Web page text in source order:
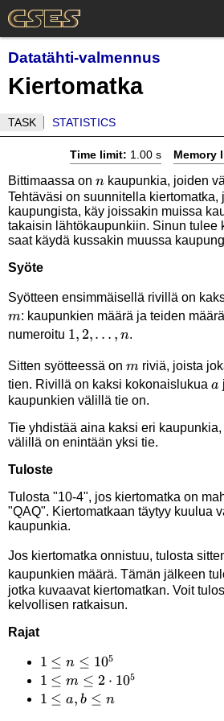
Datatähti-valmennus
Kiertomatka
TASK STATISTICS
Time limit: 1.00 s Memory
Bittimaassa on n
nkaupunkia, joiden
Tehtäväsi on suunnitella kiertomatka,
kaupungista, käy joissakin muissa
takaisin lähtökaupunkiin. Sinun tulee
saat käydä kussakin muussa
Syöte
Syötteen ensimmäisellä rivillä on
m: kaupunkien määrä ja teiden
numeroitu 1,2,\ldots,n
1, 2,… , n.
Sitten syötteessä on m
mriviä, joista
tien. Rivillä on kaksi kokonaislukua a
a
kaupunkien välillä tie on.
Tie yhdistää aina kaksi eri
välillä on enintään yksi tie.
Tuloste
Tulosta "10-4", jos kiertomatka on
"QAQ". Kiertomatkaan täytyy kuulua
kaupunkia.
Jos kiertomatka onnistuu, tulosta
kaupunkien määrä. Tämän jälkeen
jotka kuvaavat kiertomatkan. Voit
kelvollisen ratkaisun.
Rajat
1 \le
n
\le
1 ≤ n ≤ 105
1 \le
m \le
1 ≤ m ≤ 2 ⋅ 105
1
1 ≤ a, b ≤ n